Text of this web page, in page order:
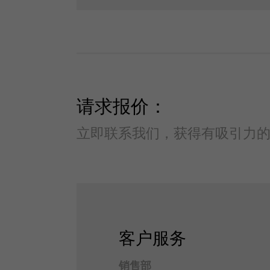
请求报价：
立即联系我们，获得有吸引力
客户服务
销售部